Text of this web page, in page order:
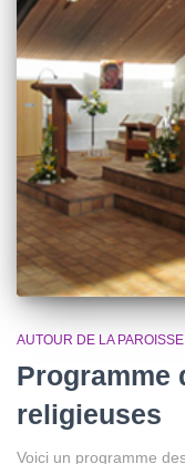
AUTOUR DE LA PAROISSE
Programme
religieuses
Voici un programme